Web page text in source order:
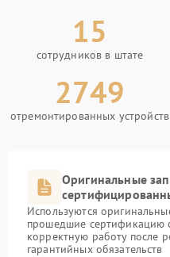
15
сотрудников в штате
2749
отремонтированных устройств
Оригинальные
Используются
прошедшие сертификацию
корректную работу после
гарантийных обязательств